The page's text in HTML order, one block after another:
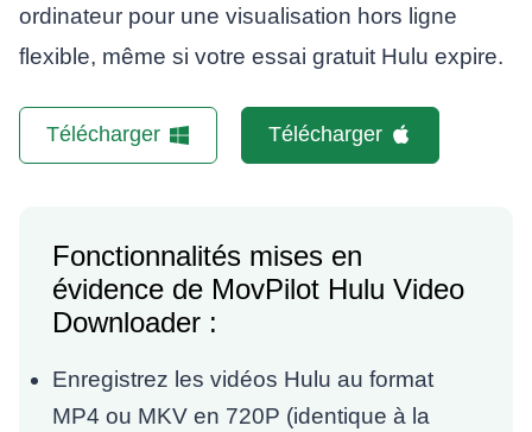
ordinateur pour une visualisation hors ligne
flexible, même si votre essai gratuit Hulu expire.
Télécharger Télécharger
Fonctionnalités mises en
évidence de MovPilot Hulu Video
Downloader :
Enregistrez les vidéos Hulu au format
MP4 ou MKV en 720P (identique à la